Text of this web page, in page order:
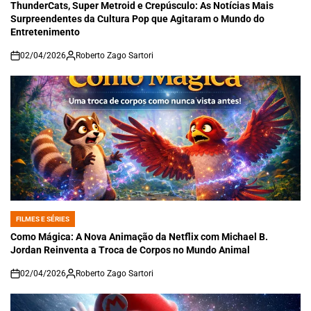
IN
ThunderCats, Super Metroid e Crepúsculo: As Notícias Mais
Surpreendentes da Cultura Pop que Agitaram o Mundo do
Entretenimento
on
02/04/2026 Roberto Zago Sartori
POSTED
IN
FILMES E SÉRIES
Como Mágica: A Nova Animação da Netflix com Michael B.
Jordan Reinventa a Troca de Corpos no Mundo Animal
on
02/04/2026 Roberto Zago Sartori